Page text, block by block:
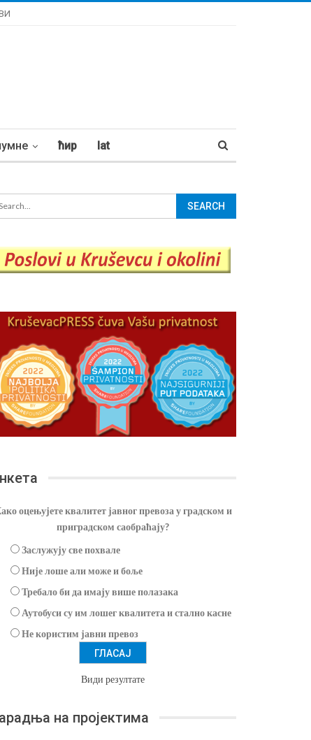
ћир lat
оцењујете квалитет јавног превоза у градском и
приградском саобраћају?
Заслужују све похвале
Није лоше али може и боље
Требало би да имају више полазака
Аутобуси су им лошег квалитета и стално касне
Не користим јавни превоз
Види резултате
на пројектима